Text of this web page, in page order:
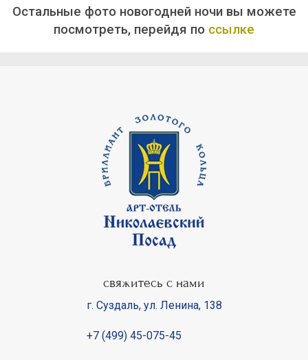
Остальные фото новогодней ночи вы можете
посмотреть, перейдя по ссылке
свяжитесь с нами
г. Суздаль, ул. Ленина, 138
+7 (499) 45-075-45